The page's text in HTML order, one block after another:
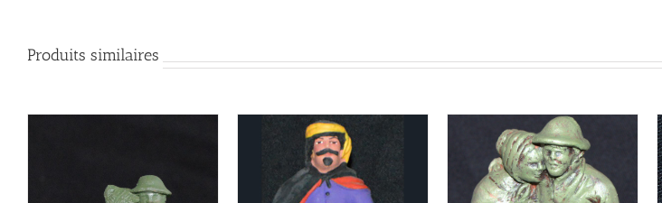
Produits similaires